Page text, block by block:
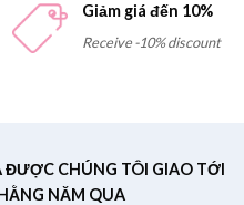
Giảm giá đến 10%
Receive -10% discount
ĐƯỢC CHÚNG TÔI GIAO TỚI
NĂM QUA